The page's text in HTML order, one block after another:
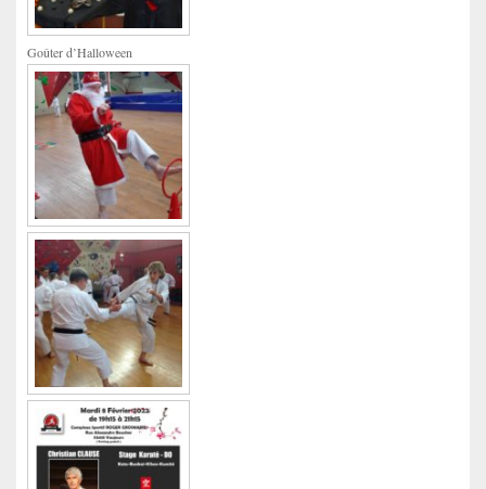
Goûter d’Halloween